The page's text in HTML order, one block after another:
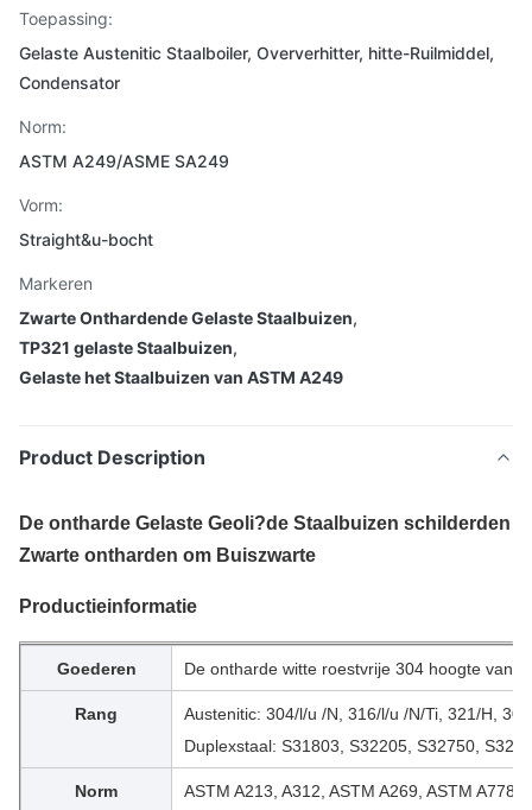
Toepassing:
Gelaste Austenitic Staalboiler, Oververhitter, hitte-Ruilmiddel,
Condensator
Norm:
ASTM A249/ASME SA249
Vorm:
Straight&u-bocht
Markeren
Zwarte Onthardende Gelaste Staalbuizen,
TP321 gelaste Staalbuizen,
Gelaste het Staalbuizen van ASTM A249
Product Description
De ontharde Gelaste Geoli?de Staalbuizen schilderden
Zwarte ontharden om Buiszwarte
Productieinformatie
Goederen De ontharde witte roestvrije 304 hoogte van
Rang
Austenitic: 304/l/u /N, 316/l/u /N/Ti, 321/H,
Duplexstaal: S31803, S32205, S32750,
Norm
ASTM A213, A312, ASTM A269, ASTM